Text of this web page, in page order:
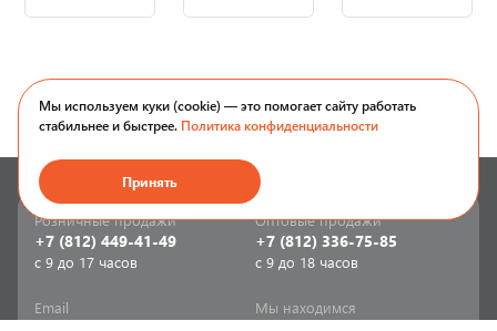
Мы используем куки (cookie) — это помогает сайту работать
стабильнее и быстрее. Политика конфиденциальности
Принять
Розничные продажи
+7 (812) 449-41-49
с 9 до 17 часов
Оптовые продажи
+7 (812) 336-75-85
с 9 до 18 часов
Email Мы находимся